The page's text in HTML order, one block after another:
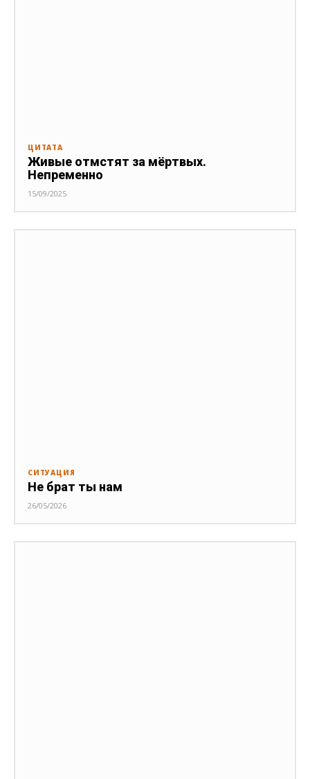
ЦИТАТА
Живые отмстят за мёртвых.
Непременно
15/09/2025
СИТУАЦИЯ
Не брат ты нам
26/05/2026